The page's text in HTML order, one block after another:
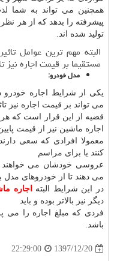
همچنین می تواند به شما
پیشرفته را بدهد که از هر
تولید شده اند.
البته مهم ترین عوامل
مستقیما بر قیمت اجاره نیز
مدل خودرو:
یکی از شرایط اجاره
می تواند بر قیمت اجاره نیز
قضیه از این قرار است که
اجاره ماشین نیز از قیمت
معمولا افرادی که سعی
کنند یا برای مراسم
عروسی خودشان می خواهند
می دهند تا از خودروهای مدل
در این شرایط البته
اجاره
دیگر نیز بالاتر بوده و باید
فردی که مبلغ اجاره را می
باشد.
1397/12/20
22:29:00